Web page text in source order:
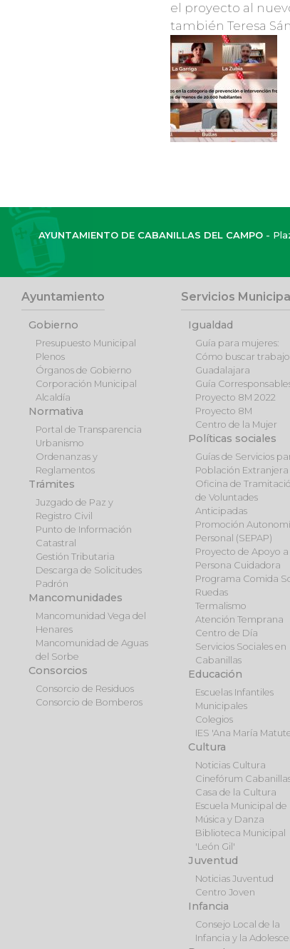
el proyecto al
también Teresa
AYUNTAMIENTO DE CABANILLAS DEL CAMPO -
Ayuntamiento
Gobierno
Presupuesto Municipal
Plenos
Órganos de Gobierno
Corporación Municipal
Alcaldía
Normativa
Portal de Transparencia
Urbanismo
Ordenanzas y
Reglamentos
Trámites
Juzgado de Paz y
Registro Civil
Punto de Información
Catastral
Gestión Tributaria
Descarga de Solicitudes
Padrón
Mancomunidades
Mancomunidad Vega del
Henares
Mancomunidad de Aguas
del Sorbe
Consorcios
Consorcio de Residuos
Consorcio de Bomberos
Servicios
Igualdad
Guía para mujeres:
Cómo buscar
Guadalajara
Guía
Proyecto 8M 2022
Proyecto 8M
Centro de la Mujer
Políticas sociales
Guías de Servicios
Población Extranjera
Oficina de
de Voluntades
Anticipadas
Promoción
Personal (SEPAP)
Proyecto de Apoyo a
Persona Cuidadora
Programa Comida
Ruedas
Termalismo
Atención Temprana
Centro de Día
Servicios Sociales en
Cabanillas
Educación
Escuelas Infantiles
Municipales
Colegios
IES 'Ana María
Cultura
Noticias Cultura
Cinefórum
Casa de la Cultura
Escuela Municipal de
Música y Danza
Biblioteca Municipal
'León Gil'
Juventud
Noticias Juventud
Centro Joven
Infancia
Consejo Local de la
Infancia y la